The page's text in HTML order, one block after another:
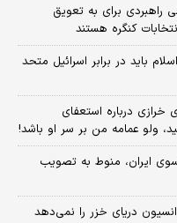
راهبردی برای به تعویق
کنگره هستند
باید در برابر اسرائیل متحد
خرازی درباره استعفای
ولو عمامه من بر سر او باشد!
ایران، منوط به تصویب
دریای خزر را نمی‌دهد